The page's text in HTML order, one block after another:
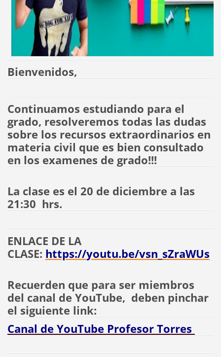
Bienvenidos,
Continuamos estudiando para el
grado, resolveremos todas las dudas
sobre los recursos extraordinarios en
materia civil que es bien consultado
en los examenes de grado!!!
La clase es el 20 de diciembre a las
21:30 hrs.
ENLACE DE LA
CLASE: https://youtu.be/vsn_sZraWUs
Recuerden que para ser miembros
del canal de YouTube, deben pinchar
el siguiente link:
Canal de YouTube Profesor Torres